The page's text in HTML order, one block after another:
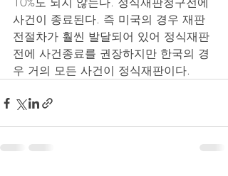
사건이 종료된다. 즉 미국의 경우 재판
전절차가 훨씬 발달되어 있어 정식재판
전에 사건종료를 권장하지만 한국의 경
우 거의 모든 사건이 정식재판이다.